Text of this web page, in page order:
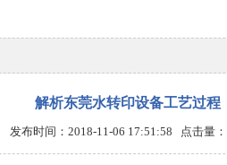
解析东莞水转印设备工艺过程
发布时间：2018-11-06 17:51:58 点击量：